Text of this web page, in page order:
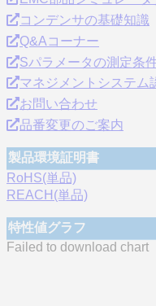
コンデンサの基礎知識
Q&Aコーナー
Sパラメータの測定条
マネジメントシステム
お問い合わせ
品番変更のご案内
製品環境証明書
RoHS(単品)
REACH(単品)
特性値グラフ
Failed to download chart